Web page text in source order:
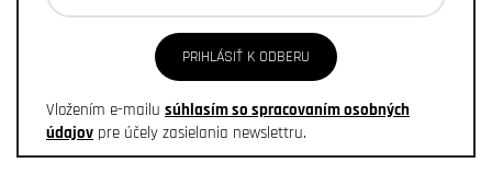
PRIHLÁSIŤ K ODBERU
Vložením e-mailu súhlasím so spracovaním osobných
údajov pre účely zasielania newslettru.